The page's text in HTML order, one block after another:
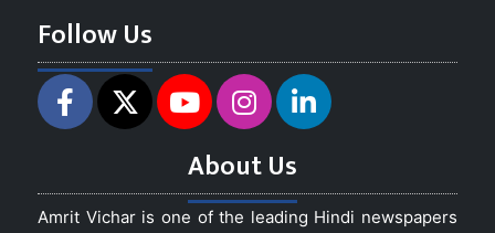
Follow Us
About Us
Amrit Vichar is one of the leading Hindi newspapers